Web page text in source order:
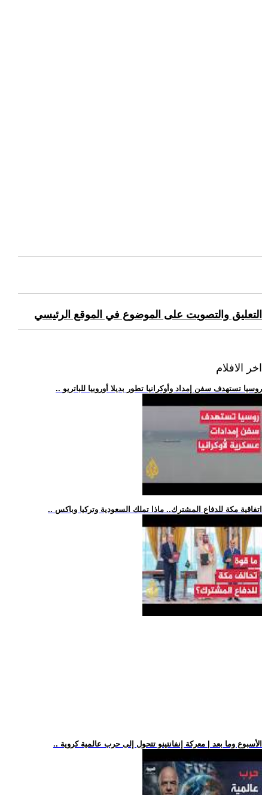
التعليق والتصويت على الموضوع في الموقع الرئيسي
اخر الافلام
.. روسيا تستهدف سفن إمداد وأوكرانيا تطور بديلا أوروبيا للباتريو
.. اتفاقية مكة للدفاع المشترك.. ماذا تملك السعودية وتركيا وباكس
.. الأسبوع وما بعد | معركة إنفانتينو تتحول إلى حرب عالمية كروية